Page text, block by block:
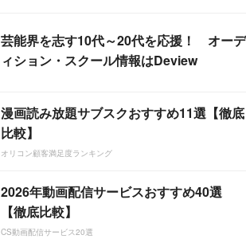
芸能界を志す10代～20代を応援！ オーデ
ィション・スクール情報はDeview
漫画読み放題サブスクおすすめ11選【徹底
比較】
オリコン顧客満足度ランキング
2026年動画配信サービスおすすめ40選
【徹底比較】
CS動画配信サービス20選